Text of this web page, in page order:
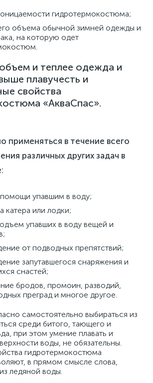
гидротермокостюма;
объема обычной зимней одежды и
на которую одет
и теплее одежда и
плавучесть и
свойства
«АкваСпас».
в течение всего
различных других задач в
упавшим в воду;
катера или лодки;
упавших в воду вещей и
от подводных препятствий;
запутавшегося снаряжения и
снастей;
бродов, промоин, разводий,
преград и многое другое.
самостоятельно выбираться из
среди битого, тающего и
при этом умение плавать и
воды, не обязательны.
гидротермокостюма
в прямом смысле слова,
ледяной воды.